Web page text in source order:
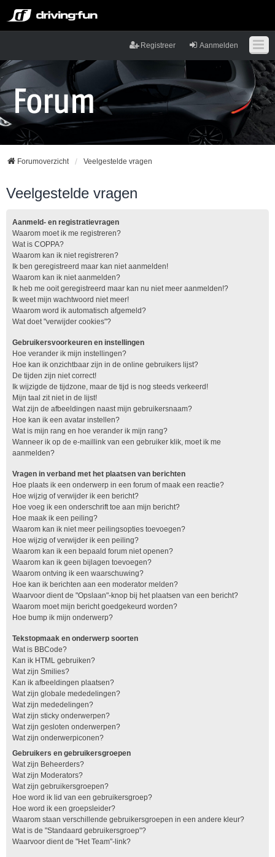
Aanmelden
Registreer
Forumoverzicht Veelgestelde vragen
Veelgestelde vragen
Aanmeld- en registratievragen
Waarom moet ik me registreren?
Wat is COPPA?
Waarom kan ik niet registreren?
Ik ben geregistreerd maar kan niet aanmelden!
Waarom kan ik niet aanmelden?
Ik heb me ooit geregistreerd maar kan nu niet meer aanmelden!?
Ik weet mijn wachtwoord niet meer!
Waarom word ik automatisch afgemeld?
Wat doet "verwijder cookies"?
Gebruikersvoorkeuren en instellingen
Hoe verander ik mijn instellingen?
Hoe kan ik onzichtbaar zijn in de online gebruikers lijst?
De tijden zijn niet correct!
Ik wijzigde de tijdzone, maar de tijd is nog steeds verkeerd!
Mijn taal zit niet in de lijst!
Wat zijn de afbeeldingen naast mijn gebruikersnaam?
Hoe kan ik een avatar instellen?
Wat is mijn rang en hoe verander ik mijn rang?
Wanneer ik op de e-maillink van een gebruiker klik, moet ik me
aanmelden?
Vragen in verband met het plaatsen van berichten
Hoe plaats ik een onderwerp in een forum of maak een reactie?
Hoe wijzig of verwijder ik een bericht?
Hoe voeg ik een onderschrift toe aan mijn bericht?
Hoe maak ik een peiling?
Waarom kan ik niet meer peilingsopties toevoegen?
Hoe wijzig of verwijder ik een peiling?
Waarom kan ik een bepaald forum niet openen?
Waarom kan ik geen bijlagen toevoegen?
Waarom ontving ik een waarschuwing?
Hoe kan ik berichten aan een moderator melden?
Waarvoor dient de "Opslaan"-knop bij het plaatsen van een bericht?
Waarom moet mijn bericht goedgekeurd worden?
Hoe bump ik mijn onderwerp?
Tekstopmaak en onderwerp soorten
Wat is BBCode?
Kan ik HTML gebruiken?
Wat zijn Smilies?
Kan ik afbeeldingen plaatsen?
Wat zijn globale mededelingen?
Wat zijn mededelingen?
Wat zijn sticky onderwerpen?
Wat zijn gesloten onderwerpen?
Wat zijn onderwerpiconen?
Gebruikers en gebruikersgroepen
Wat zijn Beheerders?
Wat zijn Moderators?
Wat zijn gebruikersgroepen?
Hoe word ik lid van een gebruikersgroep?
Hoe word ik een groepsleider?
Waarom staan verschillende gebruikersgroepen in een andere kleur?
Wat is de "Standaard gebruikersgroep"?
Waarvoor dient de "Het Team"-link?